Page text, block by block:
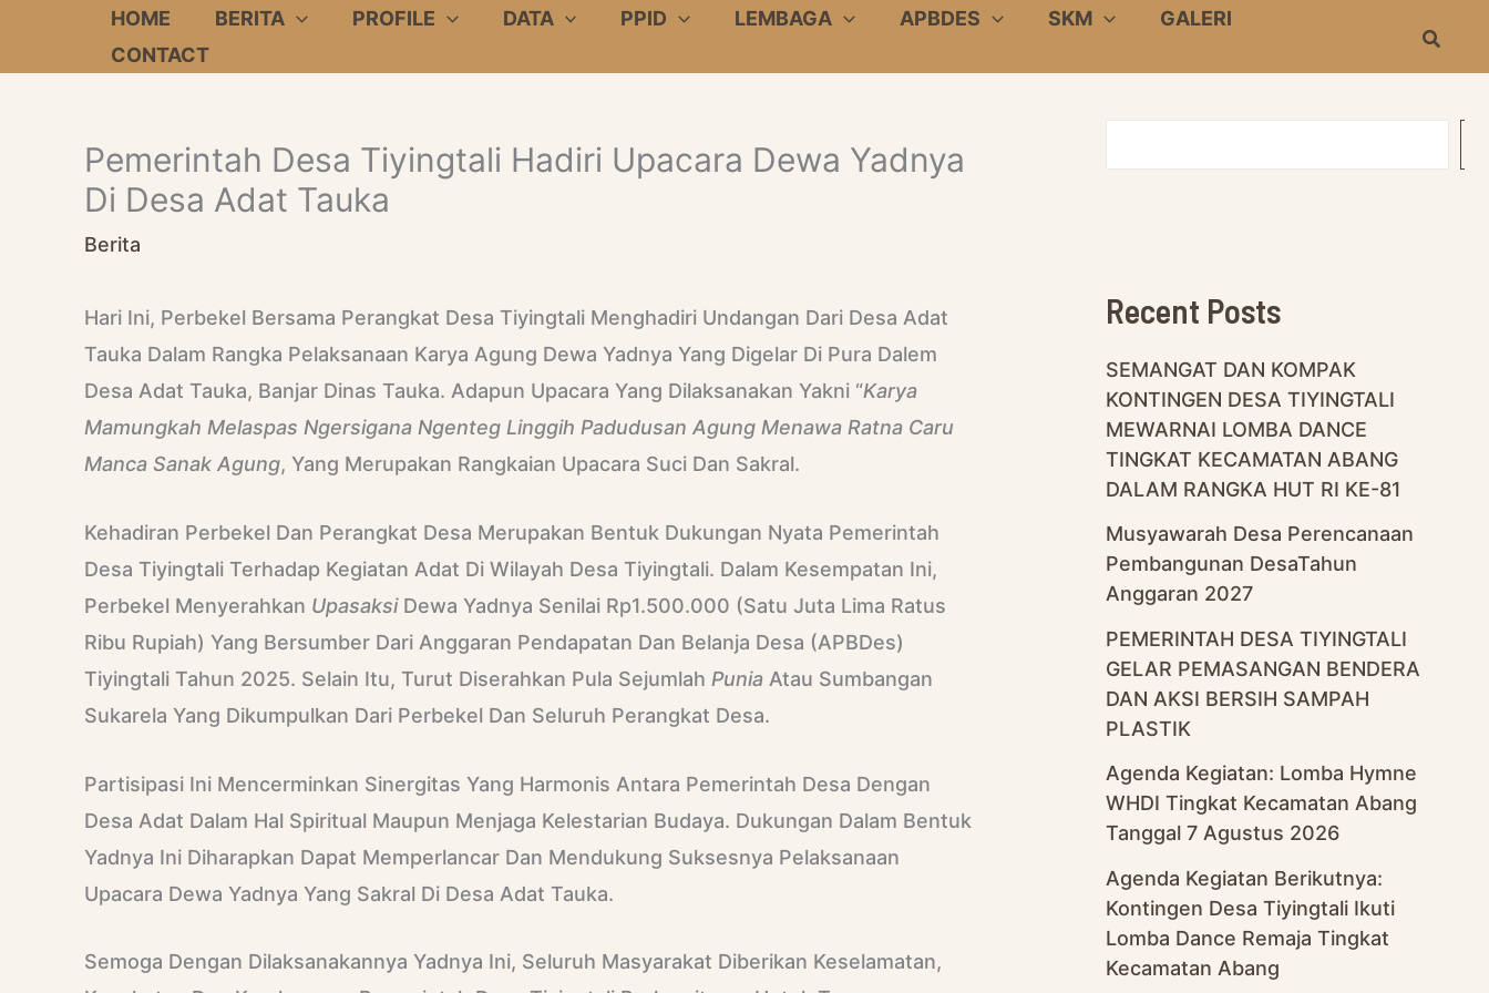
HOME BERITA PROFILE DATA PPID LEMBAGA APBDES SKM
GALERI
CONTACT
Search
Pemerintah Desa Tiyingtali Hadiri Upacara Dewa Yadnya
Di Desa Adat Tauka
Berita
Hari Ini, Perbekel Bersama Perangkat Desa Tiyingtali Menghadiri Undangan Dari Desa Adat
Tauka Dalam Rangka Pelaksanaan Karya Agung Dewa Yadnya Yang Digelar Di Pura Dalem
Desa Adat Tauka, Banjar Dinas Tauka. Adapun Upacara Yang Dilaksanakan Yakni “Karya
Mamungkah Melaspas Ngersigana Ngenteg Linggih Padudusan Agung Menawa Ratna Caru
Manca Sanak Agung, Yang Merupakan Rangkaian Upacara Suci Dan Sakral.
Kehadiran Perbekel Dan Perangkat Desa Merupakan Bentuk Dukungan Nyata Pemerintah
Desa Tiyingtali Terhadap Kegiatan Adat Di Wilayah Desa Tiyingtali. Dalam Kesempatan Ini,
Perbekel Menyerahkan UpasaksiDewa Yadnya Senilai Rp1.500.000 (satu Juta Lima Ratus
Ribu Rupiah) Yang Bersumber Dari Anggaran Pendapatan Dan Belanja Desa (APBDes)
Tiyingtali Tahun 2025. Selain Itu, Turut Diserahkan Pula Sejumlah Punia Atau Sumbangan
Sukarela Yang Dikumpulkan Dari Perbekel Dan Seluruh Perangkat Desa.
Partisipasi Ini Mencerminkan Sinergitas Yang Harmonis Antara Pemerintah Desa Dengan
Desa Adat Dalam Hal Spiritual Maupun Menjaga Kelestarian Budaya. Dukungan Dalam Bentuk
Yadnya Ini Diharapkan Dapat Memperlancar Dan Mendukung Suksesnya Pelaksanaan
Upacara Dewa Yadnya Yang Sakral Di Desa Adat Tauka.
Semoga Dengan Dilaksanakannya Yadnya Ini, Seluruh Masyarakat Diberikan Keselamatan,
H
Recent Posts
SEMANGAT DAN KOMPAK
KONTINGEN DESA TIYINGTALI
MEWARNAI LOMBA DANCE
TINGKAT KECAMATAN ABANG
DALAM RANGKA HUT RI KE-81
Musyawarah Desa Perencanaan
Pembangunan DesaTahun
Anggaran 2027
PEMERINTAH DESA TIYINGTALI
GELAR PEMASANGAN BENDERA
DAN AKSI BERSIH SAMPAH
PLASTIK
Agenda Kegiatan: Lomba Hymne
WHDI Tingkat Kecamatan Abang
Tanggal 7 Agustus 2026
Agenda Kegiatan Berikutnya:
Kontingen Desa Tiyingtali Ikuti
Lomba Dance Remaja Tingkat
Kecamatan Abang